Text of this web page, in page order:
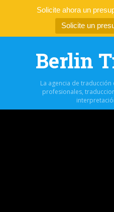
Solicite ahora un
Solicite un
Berlin
La agencia de
profesionales,